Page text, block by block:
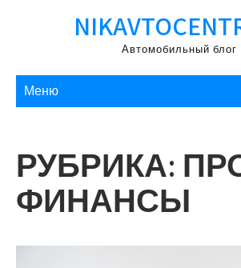
Автомобильный блог
Меню
РУБРИКА:
ФИНАНСЫ